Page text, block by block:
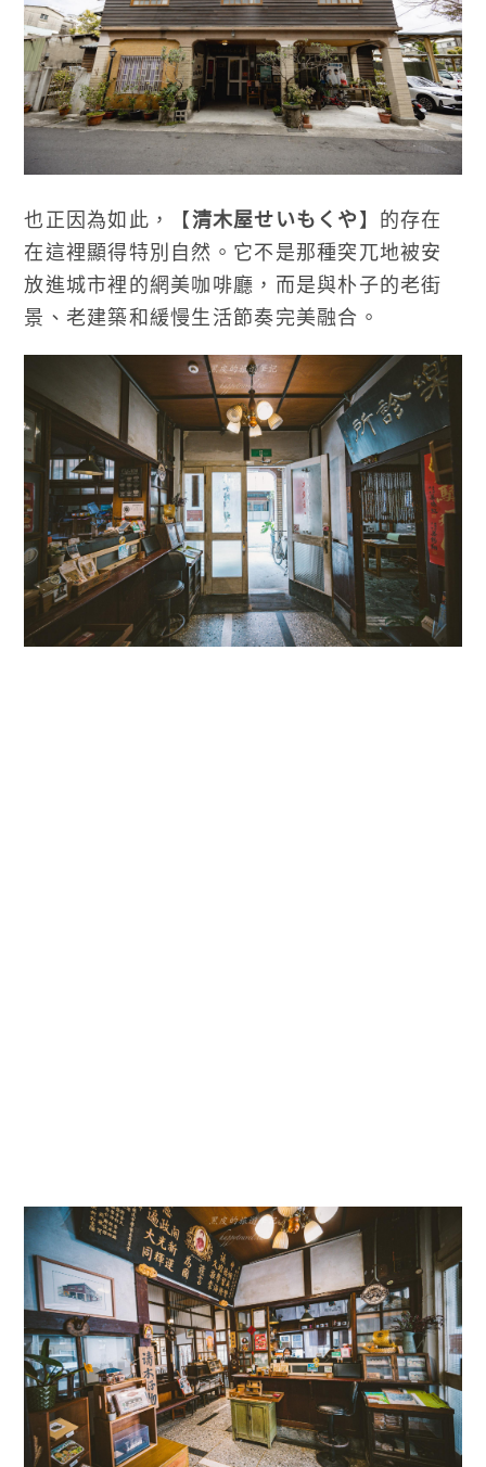
也正因為如此，【清木屋せいもくや】的存在
在這裡顯得特別自然。它不是那種突兀地被安
放進城市裡的網美咖啡廳，而是與朴子的老街
景、老建築和緩慢生活節奏完美融合。